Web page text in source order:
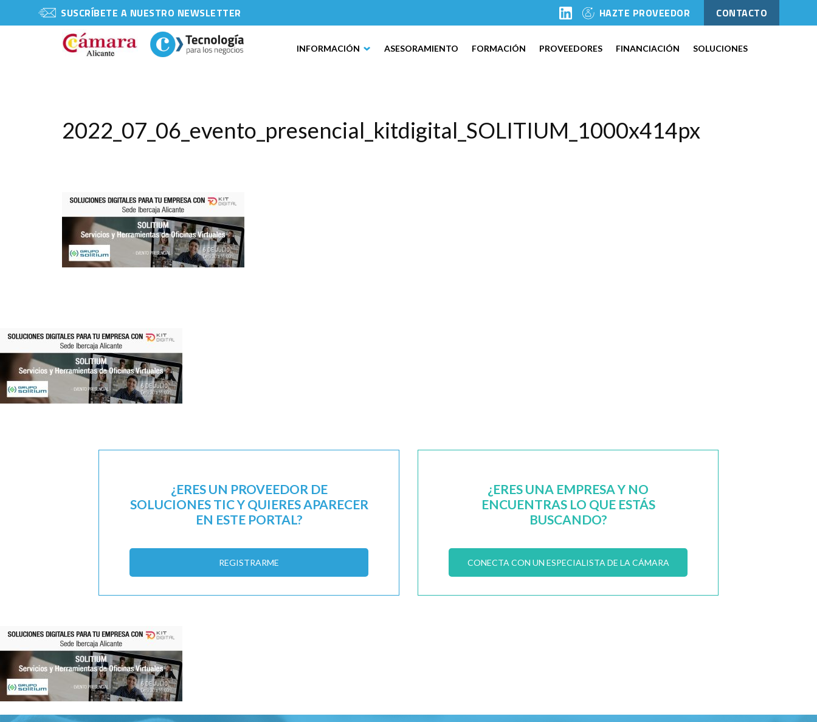
SUSCRÍBETE A NUESTRO NEWSLETTER HAZTE PROVEEDOR CONTACTO
INFORMACIÓN ASESORAMIENTO FORMACIÓN PROVEEDORES FINANCIACIÓN SOLUCIONES
2022_07_06_evento_presencial_kitdigital_SOLITIUM_1000x414px
¿ERES UN PROVEEDOR DE
SOLUCIONES TIC Y QUIERES APARECER
EN ESTE PORTAL?
REGISTRARME
¿ERES UNA EMPRESA Y NO
ENCUENTRAS LO QUE ESTÁS
BUSCANDO?
CONECTA CON UN ESPECIALISTA DE LA CÁMARA